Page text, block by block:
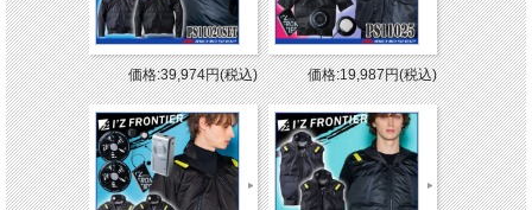
価格:39,974円(税込) 価格:19,987円(税込)